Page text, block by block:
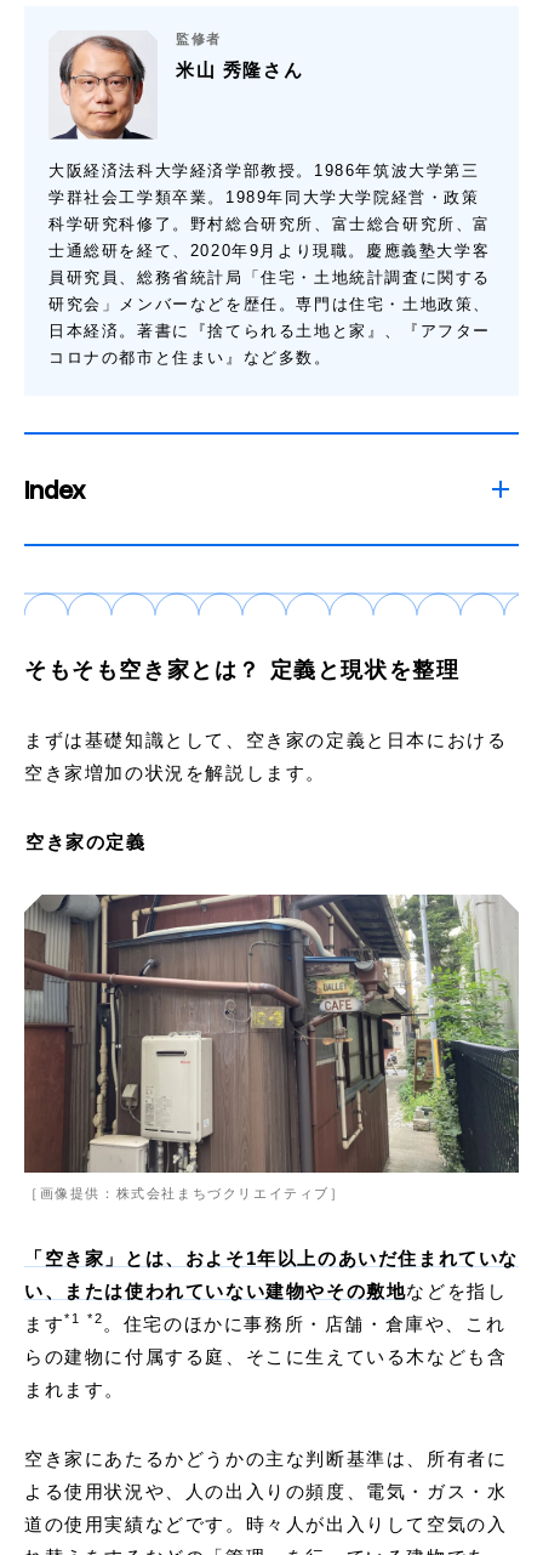
監修者
米山 秀隆さん
大阪経済法科大学経済学部教授。1986年筑波大学第三
学群社会工学類卒業。1989年同大学大学院経営・政策
科学研究科修了。野村総合研究所、富士総合研究所、富
士通総研を経て、2020年9月より現職。慶應義塾大学客
員研究員、総務省統計局「住宅・土地統計調査に関する
研究会」メンバーなどを歴任。専門は住宅・土地政策、
日本経済。著書に『捨てられる土地と家』、『アフター
コロナの都市と住まい』など多数。
Index
そもそも空き家とは？ 定義と現状を整理
まずは基礎知識として、空き家の定義と日本における
空き家増加の状況を解説します。
空き家の定義
［画像提供：株式会社まちづクリエイティブ］
「空き家」とは、およそ1年以上のあいだ住まれていな
い、または使われていない建物やその敷地などを指し
ます* 1 *2 。住宅のほかに事務所・店舗・倉庫や、これ
らの建物に付属する庭、そこに生えている木なども含
まれます。
空き家にあたるかどうかの主な判断基準は、所有者に
よる使用状況や、人の出入りの頻度、電気・ガス・水
道の使用実績などです。時々人が出入りして空気の入